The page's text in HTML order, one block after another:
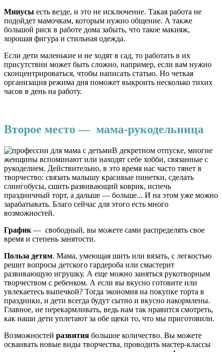
Минусы есть везде, и это не исключение. Такая работа не
подойдет мамочкам, которым нужно общение. А также
большой риск в работе дома забыть, что такое макияж,
хорошая фигура и стильная одежда.
Если дети маленькие и не ходят в сад, то работать в их
присутствии может быть сложно, например, если вам нужно
сконцентрироваться, чтобы написать статью. Но четкая
организация режима дня поможет выкроить несколько тихих
часов в день на работу.
Второе место— мама-рукодельница
В декретном отпуске, многие
женщины вспоминают или находят себе хобби, связанные с
рукоделием. Действительно, в это время нас часто тянет в
творчество: связать малышу красивые пинетки, сделать
слингобусы, сшить развивающий коврик, испечь
праздничный торт, а дальше — больше... И на этом уже можно
зарабатывать. Благо сейчас для этого есть много
возможностей.
График — свободный, вы можете сами распределять свое
время и степень занятости.
Польза детям. Мама, умеющая шить или вязать, с легкостью
решит вопросы детского гардероба или смастерит
развивающую игрушку. А еще можно заняться рукотворным
творчеством с ребенком. А если вы вкусно готовите или
увлекаетесь выпечкой? Тогда экономия на покупке торта в
праздники, и дети всегда будут сытно и вкусно накормлены.
Главное, не перекармливать, ведь нам так нравится смотреть,
как наши дети уплетают за обе щеки то, что мы приготовили.
Возможностей развития большое количество. Вы можете
осваивать новые виды творчества, проводить мастер-классы